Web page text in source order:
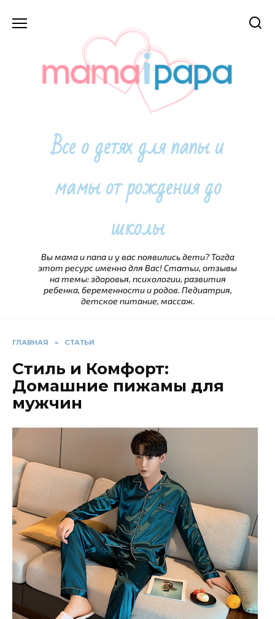
Все о детях для папы и
мамы от рождения до
школы
Вы мама и папа и у вас появились дети? Тогда
этот ресурс именно для Вас! Статьи, отзывы
на темы: здоровья, психологии, развития
ребенка, беременности и родов. Педиатрия,
детское питание, массаж.
ГЛАВНАЯ » СТАТЬИ
Стиль и Комфорт:
Домашние пижамы для
мужчин